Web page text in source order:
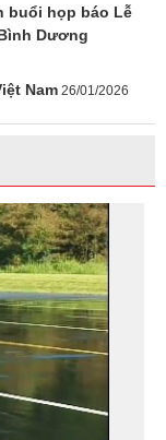
buổi họp báo Lễ
Dương
Nam 26/01/2026